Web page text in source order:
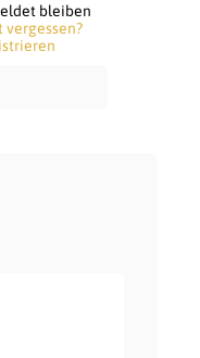
bleiben
vergessen?